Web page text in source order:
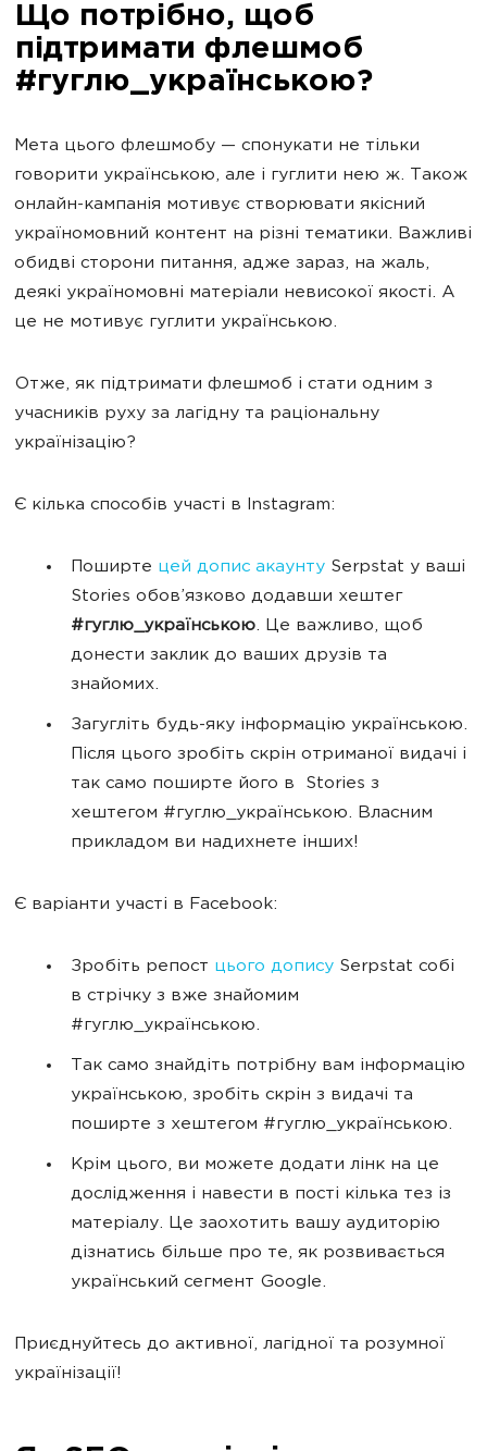
Що потрібно, щоб
підтримати флешмоб
#гуглю_українською?
Мета цього флешмобу — спонукати не тільки
говорити українською, але і гуглити нею ж. Також
онлайн-кампанія мотивує створювати якісний
україномовний контент на різні тематики. Важливі
обидві сторони питання, адже зараз, на жаль,
деякі україномовні матеріали невисокої якості. А
це не мотивує гуглити українською.
Отже, як підтримати флешмоб і стати одним з
учасників руху за лагідну та раціональну
українізацію?
Є кілька способів участі в Instagram:
Поширте цей допис акаунту Serpstat у ваші
Stories обов’язково додавши хештег
#гуглю_українською. Це важливо, щоб
донести заклик до ваших друзів та
знайомих.
Загугліть будь-яку інформацію українською.
Після цього зробіть скрін отриманої видачі і
так само поширте його в Stories з
хештегом #гуглю_українською. Власним
прикладом ви надихнете інших!
Є варіанти участі в Facebook:
Зробіть репост цього допису Serpstat собі
в стрічку з вже знайомим
#гуглю_українською.
Так само знайдіть потрібну вам інформацію
українською, зробіть скрін з видачі та
поширте з хештегом #гуглю_українською.
Крім цього, ви можете додати лінк на це
дослідження і навести в пості кілька тез із
матеріалу. Це заохотить вашу аудиторію
дізнатись більше про те, як розвивається
український сегмент Google.
Приєднуйтесь до активної, лагідної та розумної
українізації!